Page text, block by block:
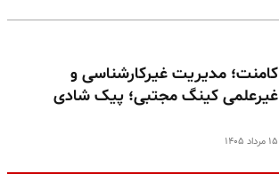
کامنت؛ مدیریت غیرکارشناسی و
غیرعلمی کینگ مجتبی؛ پیک شادی
۱۵ مرداد ۱۴۰۵